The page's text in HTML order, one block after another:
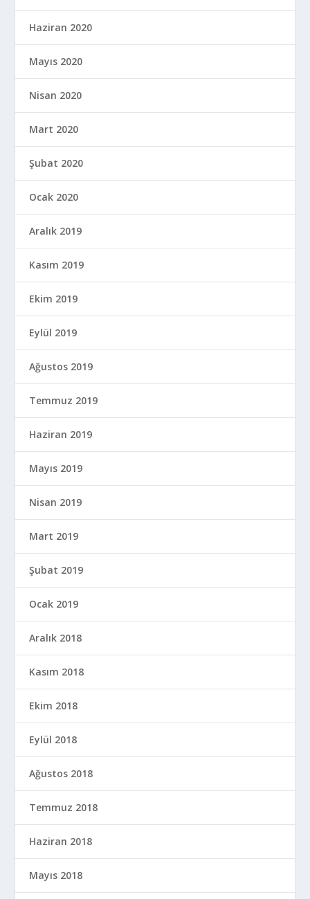
Haziran 2020
Mayıs 2020
Nisan 2020
Mart 2020
Şubat 2020
Ocak 2020
Aralık 2019
Kasım 2019
Ekim 2019
Eylül 2019
Ağustos 2019
Temmuz 2019
Haziran 2019
Mayıs 2019
Nisan 2019
Mart 2019
Şubat 2019
Ocak 2019
Aralık 2018
Kasım 2018
Ekim 2018
Eylül 2018
Ağustos 2018
Temmuz 2018
Haziran 2018
Mayıs 2018